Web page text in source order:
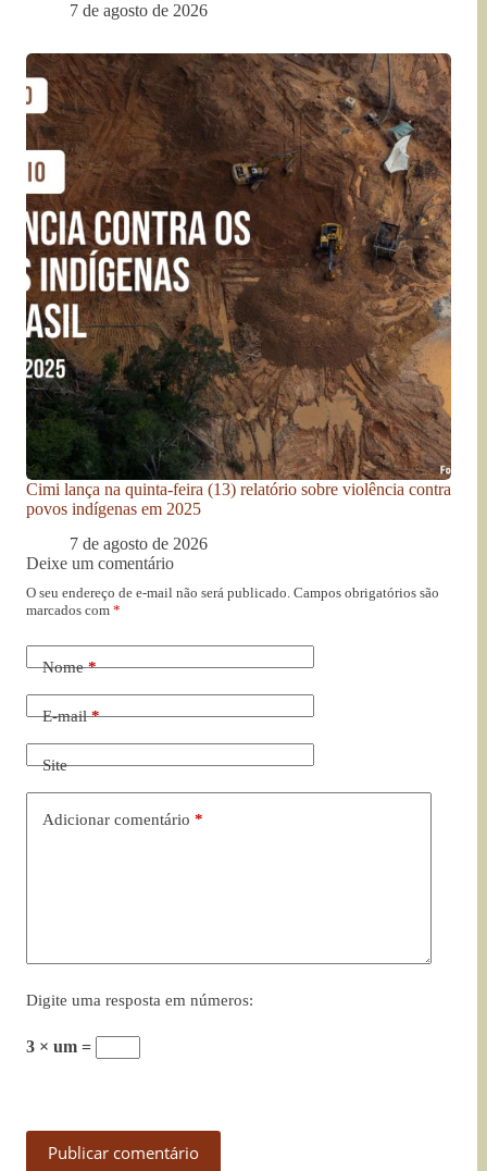
7 de agosto de 2026
Cimi lança na quinta-feira (13) relatório sobre violência contra
povos indígenas em 2025
7 de agosto de 2026
Deixe um comentário
O seu endereço de e-mail não será publicado. Campos obrigatórios são
marcados com *
Nome*
E-mail*
Site
Adicionar comentário *
Digite uma resposta em números:
3 × um =
Publicar comentário